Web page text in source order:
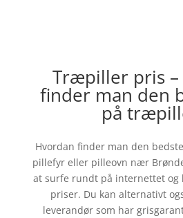
Træpiller pris –
finder man den
på
Hvordan finder man den
pillefyr eller pilleovn nær
at surfe rundt på internettet og
priser. Du kan alternativt
leverandør som har